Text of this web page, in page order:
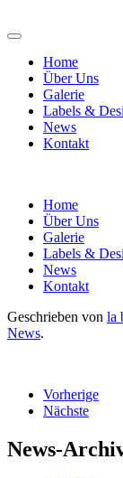
Home
Über Uns
Galerie
Labels &
News
Kontakt
Home
Über Uns
Galerie
Labels &
News
Kontakt
Geschrieben von la
News.
Vorherige
Nächste
News-